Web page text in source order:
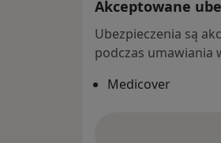
Akceptowane
Ubezpieczenia są
podczas umawiania
Medicover